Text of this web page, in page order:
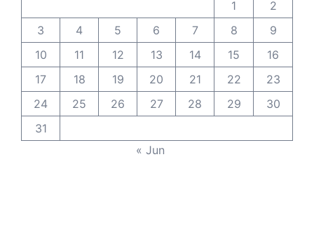
1
2
3
4 5 6 7 8
9
10
11 12 13 14 15
16
17
18 19 20 21 22
23
24
25 26 27 28 29
30
31
« Jun